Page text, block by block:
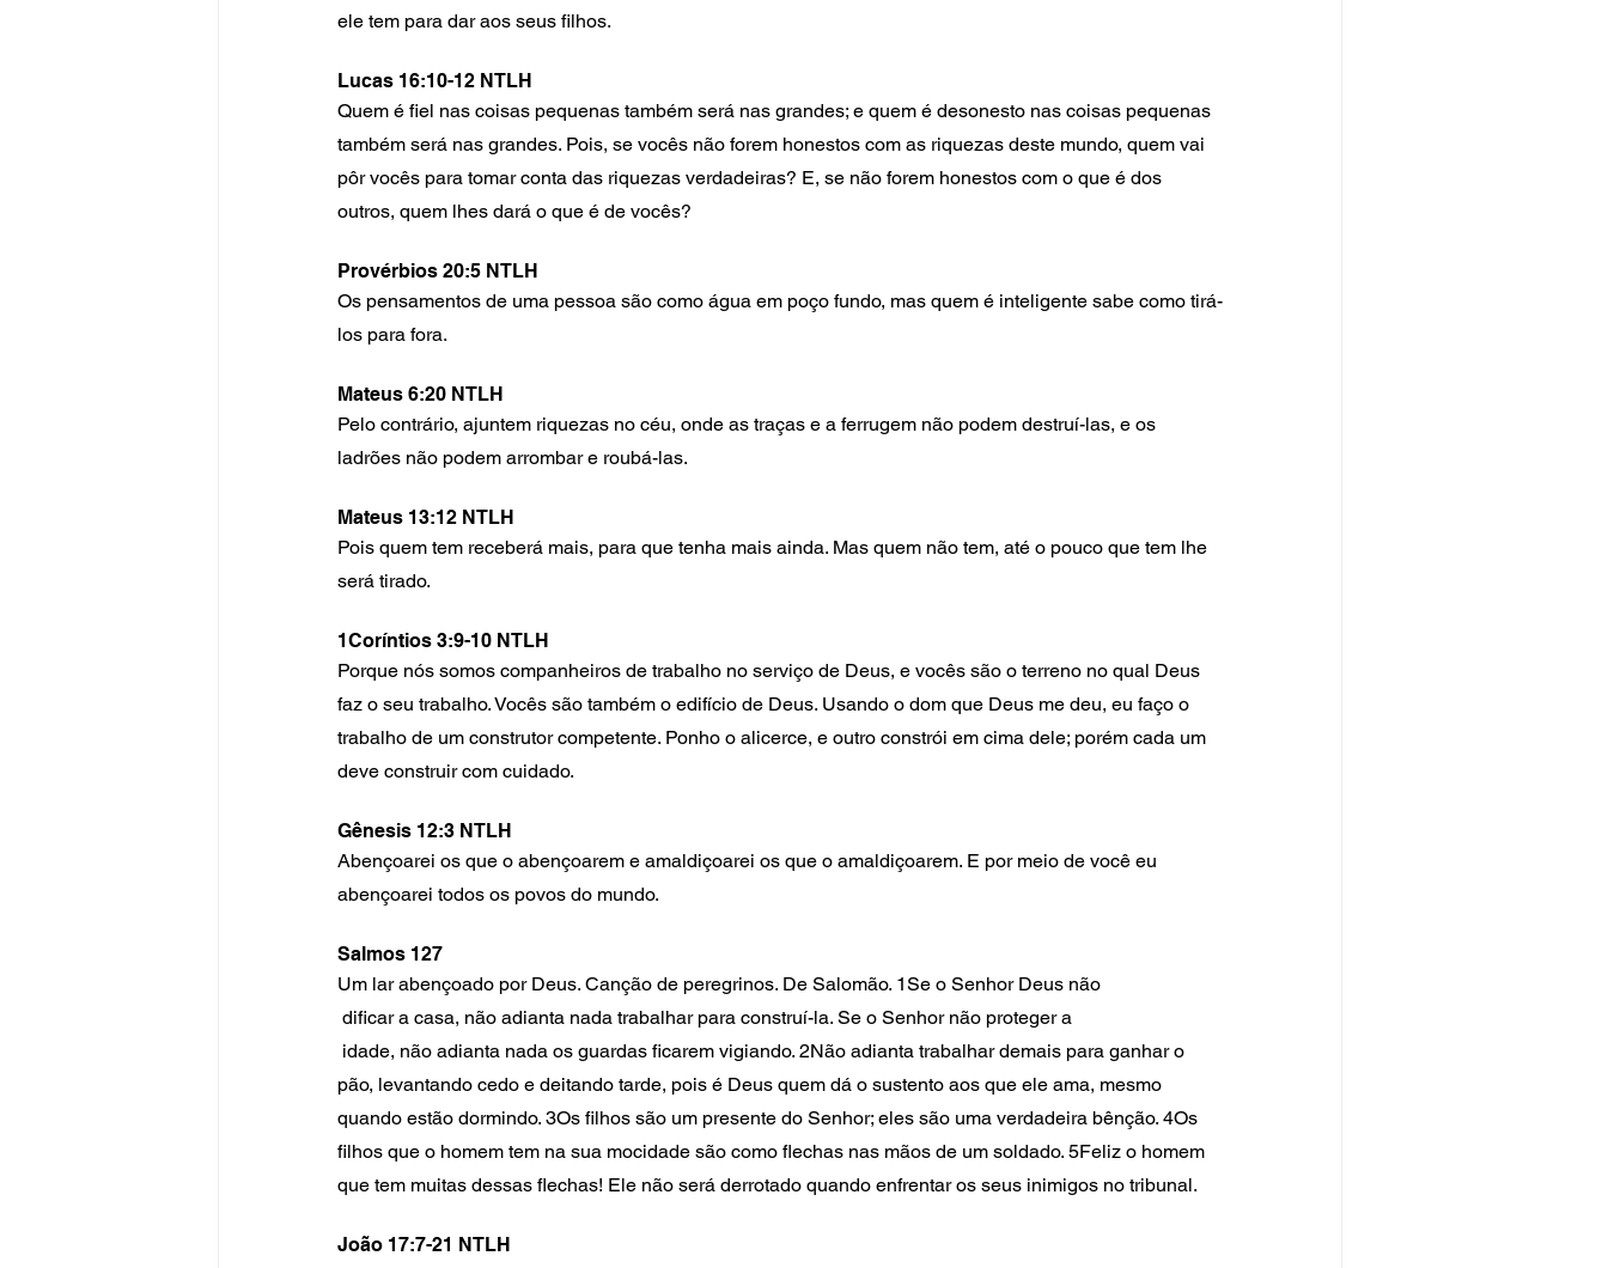
ele tem para dar aos seus filhos.
Lucas 16:10-12 NTLH
Quem é fiel nas coisas pequenas também será nas grandes; e quem é desonesto nas coisas pequenas
também será nas grandes. Pois, se vocês não forem honestos com as riquezas deste mundo, quem vai
pôr vocês para tomar conta das riquezas verdadeiras? E, se não forem honestos com o que é dos
outros, quem lhes dará o que é de vocês?
Provérbios 20:5 NTLH
Os pensamentos de uma pessoa são como água em poço fundo, mas quem é inteligente sabe como tirá-
los para fora.
Mateus 6:20 NTLH
Pelo contrário, ajuntem riquezas no céu, onde as traças e a ferrugem não podem destruí-las, e os
ladrões não podem arrombar e roubá-las.
Mateus 13:12 NTLH
Pois quem tem receberá mais, para que tenha mais ainda. Mas quem não tem, até o pouco que tem lhe
será tirado.
1Coríntios 3:9-10 NTLH
Porque nós somos companheiros de trabalho no serviço de Deus, e vocês são o terreno no qual Deus
faz o seu trabalho. Vocês são também o edifício de Deus. Usando o dom que Deus me deu, eu faço o
trabalho de um construtor competente. Ponho o alicerce, e outro constrói em cima dele; porém cada um
deve construir com cuidado.
Gênesis 12:3 NTLH
Abençoarei os que o abençoarem e amaldiçoarei os que o amaldiçoarem. E por meio de você eu
abençoarei todos os povos do mundo.
Salmos 127
Um lar abençoado por Deus. Canção de peregrinos. De Salomão. 1Se o Senhor Deus não
dificar a casa, não adianta nada trabalhar para construí-la. Se o Senhor não proteger a
pão, levantando cedo e deitando tarde, pois é Deus quem dá o sustento aos que ele ama, mesmo
quando estão dormindo. 3Os filhos são um presente do Senhor; eles são uma verdadeira bênção. 4Os
filhos que o homem tem na sua mocidade são como flechas nas mãos de um soldado. 5Feliz o homem
que tem muitas dessas flechas! Ele não será derrotado quando enfrentar os seus inimigos no tribunal.
João 17:7-21 NTLH